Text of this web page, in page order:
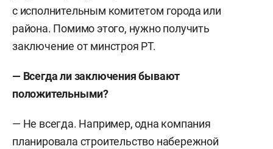
с исполнительным комитетом города или
района. Помимо этого, нужно получить
заключение от минстроя РТ.
— Всегда ли заключения бывают
положительными?
— Не всегда. Например, одна компания
планировала строительство набережной